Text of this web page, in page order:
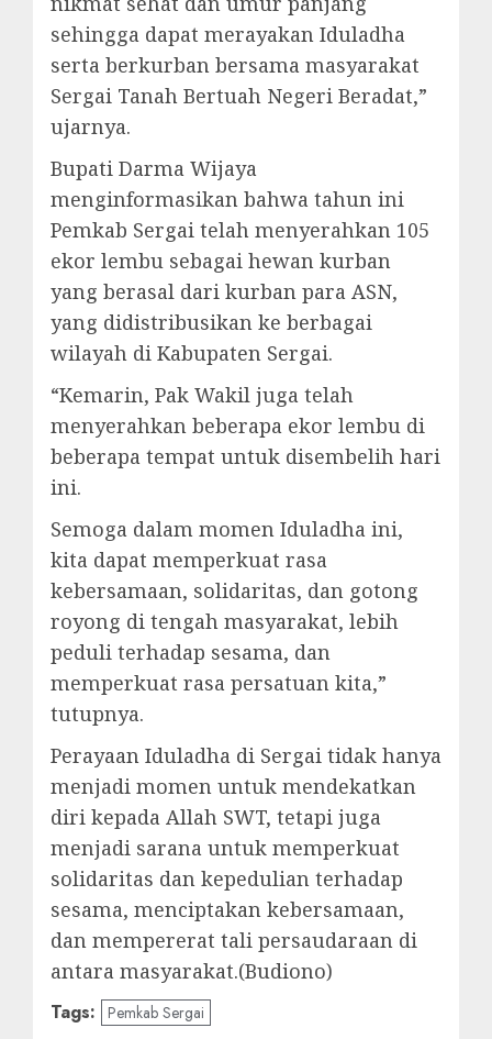
sehingga dapat merayakan Iduladha
serta berkurban bersama masyarakat
Sergai Tanah Bertuah Negeri Beradat,”
ujarnya.
Bupati Darma Wijaya
menginformasikan bahwa tahun ini
Pemkab Sergai telah menyerahkan 105
ekor lembu sebagai hewan kurban
yang berasal dari kurban para ASN,
yang didistribusikan ke berbagai
wilayah di Kabupaten Sergai.
“Kemarin, Pak Wakil juga telah
menyerahkan beberapa ekor lembu di
beberapa tempat untuk disembelih hari
ini.
Semoga dalam momen Iduladha ini,
kita dapat memperkuat rasa
kebersamaan, solidaritas, dan gotong
royong di tengah masyarakat, lebih
peduli terhadap sesama, dan
memperkuat rasa persatuan kita,”
tutupnya.
Perayaan Iduladha di Sergai tidak hanya
menjadi momen untuk mendekatkan
diri kepada Allah SWT, tetapi juga
menjadi sarana untuk memperkuat
solidaritas dan kepedulian terhadap
sesama, menciptakan kebersamaan,
dan mempererat tali persaudaraan di
antara masyarakat.(Budiono)
Tags: Pemkab Sergai